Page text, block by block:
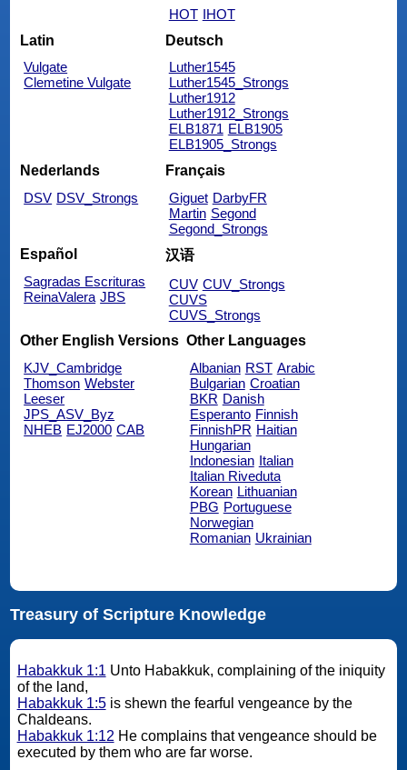
HOT IHOT
Latin
Vulgate
Clemetine Vulgate
Deutsch
Luther1545
Luther1545_Strongs
Luther1912
Luther1912_Strongs
ELB1871 ELB1905
ELB1905_Strongs
Nederlands
DSV DSV_Strongs
Français
Giguet DarbyFR
Martin Segond
Segond_Strongs
Español
Sagradas Escrituras
ReinaValera JBS
汉语
CUV CUV_Strongs
CUVS
CUVS_Strongs
Other English Versions
KJV_Cambridge
Thomson Webster
Leeser
JPS_ASV_Byz
NHEB EJ2000 CAB
Other Languages
Albanian RST Arabic
Bulgarian Croatian
BKR Danish
Esperanto Finnish
FinnishPR Haitian
Hungarian
Indonesian Italian
Italian Riveduta
Korean Lithuanian
PBG Portuguese
Norwegian
Romanian Ukrainian
Treasury of Scripture Knowledge
Habakkuk 1:1 Unto Habakkuk, complaining of the iniquity
of the land,
Habakkuk 1:5is shewn the fearful vengeance by the
Chaldeans.
Habakkuk 1:12 He complains that vengeance should be
executed by them who are far worse.